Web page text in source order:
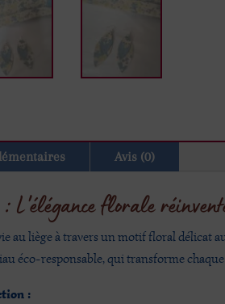
Avis (0)
florale
au liège à travers un motif floral délicat
éco-responsable, qui transforme
: